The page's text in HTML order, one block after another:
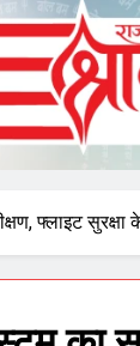
फ्लाइट